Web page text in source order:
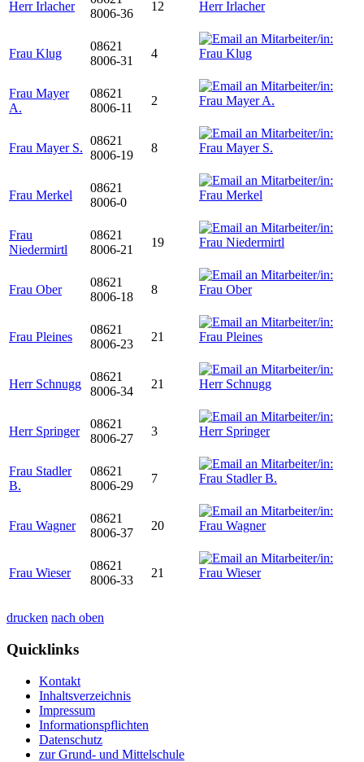
Herr Irlacher
8006-36
12
Frau Klug
08621
8006-31
4
Frau Mayer
A.
08621
8006-11
2
Frau Mayer S.
08621
8006-19
8
Frau Merkel
08621
8006-0
Frau
Niedermirtl
08621
8006-21
19
Frau Ober
08621
8006-18
8
Frau Pleines
08621
8006-23
21
Herr Schnugg
08621
8006-34
21
Herr Springer
08621
8006-27
3
Frau Stadler
B.
08621
8006-29
7
Frau Wagner
08621
8006-37
20
Frau Wieser
08621
8006-33
21
drucken nach oben
Quicklinks
Kontakt
Inhaltsverzeichnis
Impressum
Informationspflichten
Datenschutz
zur Grund- und Mittelschule